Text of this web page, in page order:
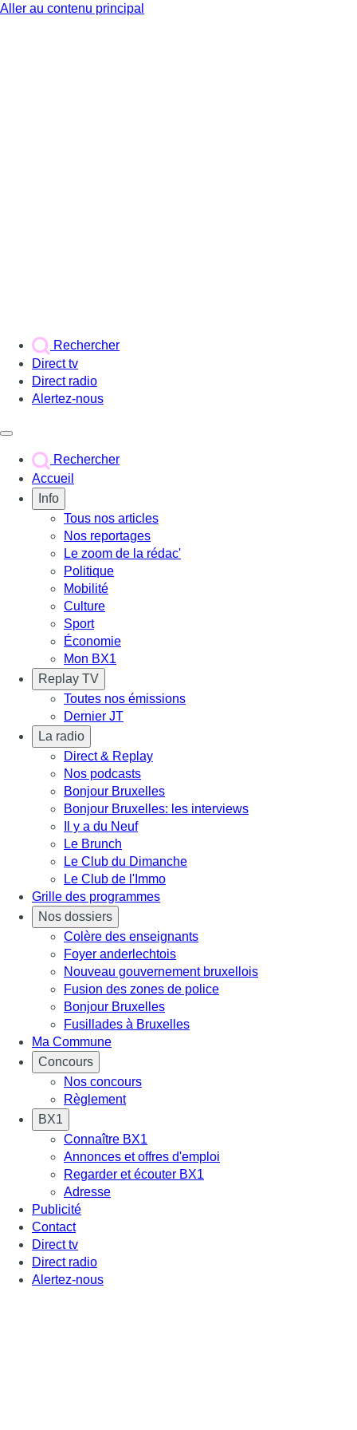
Aller au contenu principal
Rechercher
Direct tv
Direct radio
Alertez-nous
Rechercher
Accueil
Info
Tous nos articles
Nos reportages
Le zoom de la rédac'
Politique
Mobilité
Culture
Sport
Économie
Mon BX1
Replay TV
Toutes nos émissions
Dernier JT
La radio
Direct & Replay
Nos podcasts
Bonjour Bruxelles
Bonjour Bruxelles: les interviews
Il y a du Neuf
Le Brunch
Le Club du Dimanche
Le Club de l'Immo
Grille des programmes
Nos dossiers
Colère des enseignants
Foyer anderlechtois
Nouveau gouvernement bruxellois
Fusion des zones de police
Bonjour Bruxelles
Fusillades à Bruxelles
Ma Commune
Concours
Nos concours
Règlement
BX1
Connaître BX1
Annonces et offres d'emploi
Regarder et écouter BX1
Adresse
Publicité
Contact
Direct tv
Direct radio
Alertez-nous